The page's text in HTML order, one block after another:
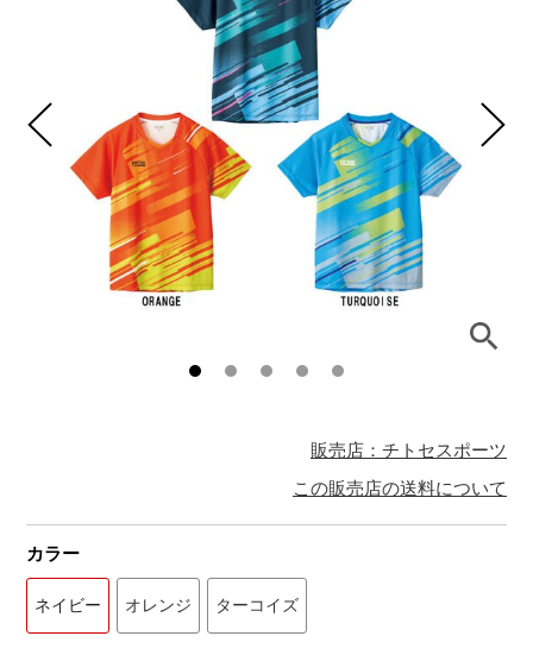
販売店：チトセスポーツ
この販売店の送料について
カラー
ネイビー オレンジ ターコイズ